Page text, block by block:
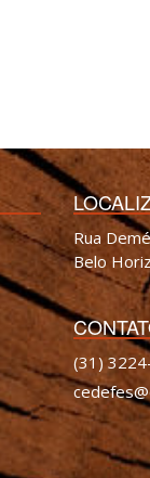
Rua
Belo
(31)